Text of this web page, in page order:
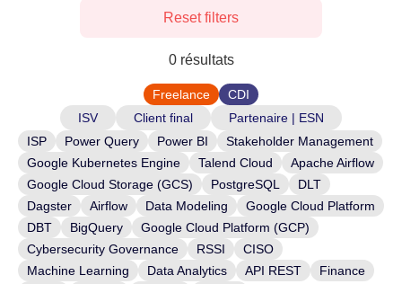
Reset filters
0résultats
Freelance
CDI
ISV
Client final
Partenaire | ESN
ISP
Power Query Power BI
Stakeholder Management
Google Kubernetes Engine
Talend Cloud
Apache Airflow
Google Cloud Storage (GCS)
PostgreSQL
DLT
Dagster
Airflow Data Modeling
Google Cloud Platform
DBT
BigQuery
Google Cloud Platform (GCP)
Cybersecurity Governance
RSSI
CISO
Machine Learning
Data Analytics API REST
Finance